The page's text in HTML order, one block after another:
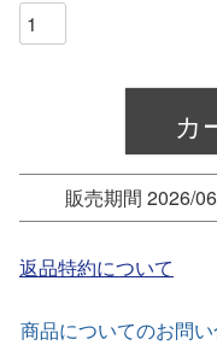
カ
販売期間 2026/
返品特約について
商品についてのお問